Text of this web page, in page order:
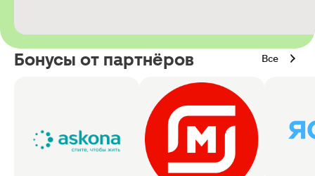
Бонусы от партнёров Все